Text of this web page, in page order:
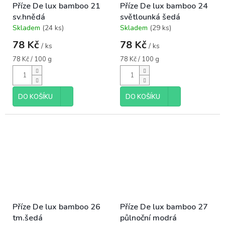
Příze De lux bamboo 21
sv.hnědá
Průměrné
hodnocení
produktu
je
5,0
5
hvězdiček.
Skladem (24 ks)
78 Kč / ks
Měrná
cena:
78 Kč / 100 g
DO KOŠÍKU
Příze De lux bamboo 24
světlounká šedá
Průměrné
hodnocení
produktu
je
5,0
5
hvězdiček.
Skladem (29 ks)
78 Kč / ks
Měrná
cena:
78 Kč / 100 g
DO KOŠÍKU
Příze De lux bamboo 26
tm.šedá
Příze De lux bamboo 27
půlnoční modrá